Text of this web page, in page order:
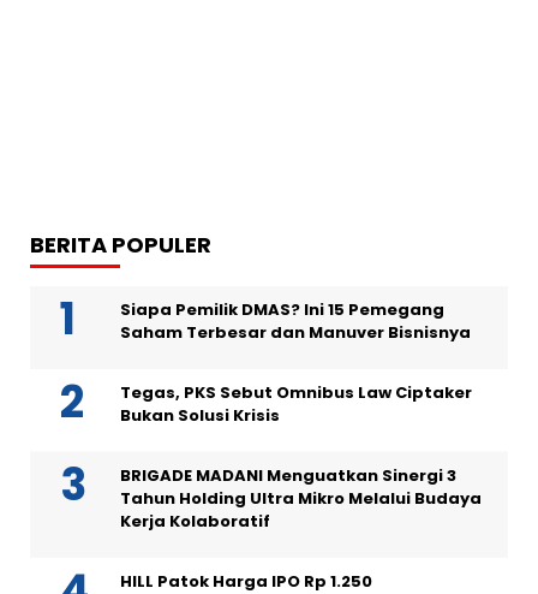
BERITA POPULER
Siapa Pemilik DMAS? Ini 15 Pemegang
Saham Terbesar dan Manuver Bisnisnya
Tegas, PKS Sebut Omnibus Law Ciptaker
Bukan Solusi Krisis
BRIGADE MADANI Menguatkan Sinergi 3
Tahun Holding Ultra Mikro Melalui Budaya
Kerja Kolaboratif
HILL Patok Harga IPO Rp 1.250